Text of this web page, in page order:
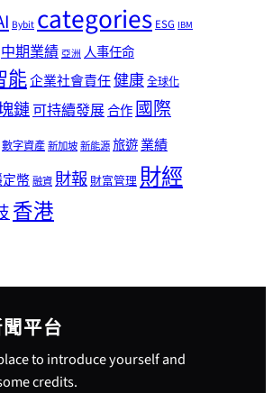
Bybitcategories ESG IBM
中期業績 亞洲 人事任命
能企業社會責任健康全球化
鏈可持續發展合作國際
數字資產新加坡新能源旅遊業績
幣融資財報 財富管理財經
香港
平台
to introduce yourself and
credits.